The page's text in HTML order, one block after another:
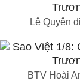
Lệ Quyên
BTV Hoài